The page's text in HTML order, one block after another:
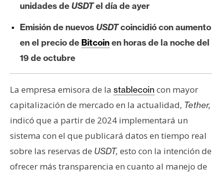
A
á
l
i
i
s
unidades de USDTel día de ayer
Emisión de nuevos USDTcoincidió con aumento
en el precio de Bitcoinen horas de la noche del
19 de octubre
La empresa emisora de la stablecoin con mayor
capitalización de mercado en la actualidad, Tether,
indicó que a partir de 2024 implementará un
sistema con el que publicará datos en tiempo real
sobre las reservas de USDT, esto con la intención de
ofrecer más transparencia en cuanto al manejo de